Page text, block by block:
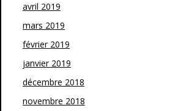
avril 2019
mars 2019
février 2019
janvier 2019
décembre 2018
novembre 2018